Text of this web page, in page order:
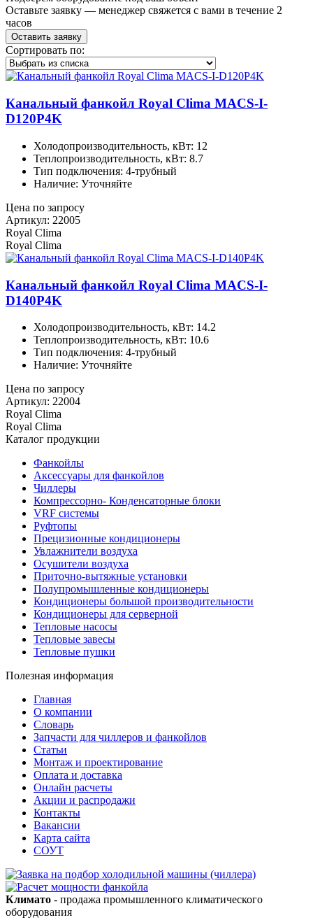
Оставьте заявку — менеджер свяжется с вами в течение 2
часов
Оставить заявку
Сортировать по:
Канальный фанкойл Royal Clima MACS-I-
D120P4K
Холодопроизводительность, кВт: 12
Теплопроизводительность, кВт: 8.7
Тип подключения: 4-трубный
Наличие: Уточняйте
Цена по запросу
Артикул: 22005
Royal Clima
Royal Clima
Канальный фанкойл Royal Clima MACS-I-
D140P4K
Холодопроизводительность, кВт: 14.2
Теплопроизводительность, кВт: 10.6
Тип подключения: 4-трубный
Наличие: Уточняйте
Цена по запросу
Артикул: 22004
Royal Clima
Royal Clima
Каталог продукции
Фанкойлы
Аксессуары для фанкойлов
Чиллеры
Компрессорно- Конденсаторные блоки
VRF системы
Руфтопы
Прецизионные кондиционеры
Увлажнители воздуха
Осушители воздуха
Приточно-вытяжные установки
Полупромышленные кондиционеры
Кондиционеры большой производительности
Кондиционеры для серверной
Тепловые насосы
Тепловые завесы
Тепловые пушки
Полезная информация
Главная
О компании
Словарь
Запчасти для чиллеров и фанкойлов
Статьи
Монтаж и проектирование
Оплата и доставка
Онлайн расчеты
Акции и распродажи
Контакты
Вакансии
Карта сайта
СОУТ
Климато - продажа промышленного климатического
оборудования